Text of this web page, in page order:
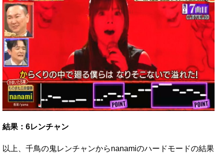
結果：6レンチャン
以上、千鳥の鬼レンチャンからnanamiのハードモードの結果